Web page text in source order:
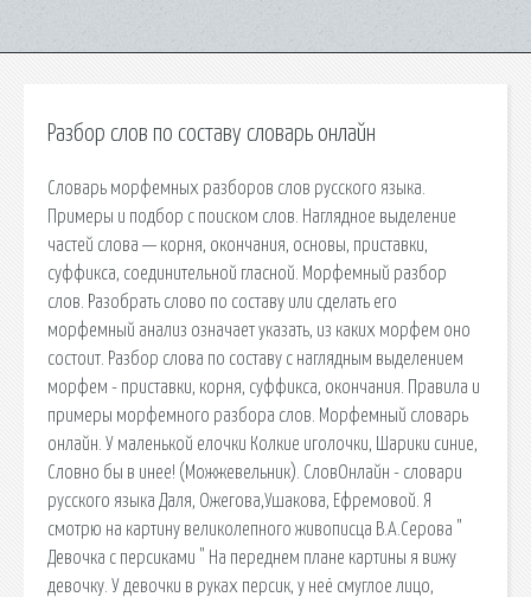
Разбор слов по составу словарь онлайн
Словарь морфемных разборов слов русского языка.
Примеры и подбор с поиском слов. Наглядное выделение
частей слова — корня, окончания, основы, приставки,
суффикса, соединительной гласной. Морфемный разбор
слов. Разобрать слово по составу или сделать его
морфемный анализ означает указать, из каких морфем оно
состоит. Разбор слова по составу с наглядным выделением
морфем - приставки, корня, суффикса, окончания. Правила и
примеры морфемного разбора слов. Морфемный словарь
онлайн. У маленькой елочки Колкие иголочки, Шарики синие,
Словно бы в инее! (Можжевельник). СловОнлайн - словари
русского языка Даля, Ожегова,Ушакова, Ефремовой. Я
смотрю на картину великолепного живописца В.А.Серова "
Девочка с персиками " На переднем плане картины я вижу
девочку. У девочки в руках персик, у неё смуглое лицо,